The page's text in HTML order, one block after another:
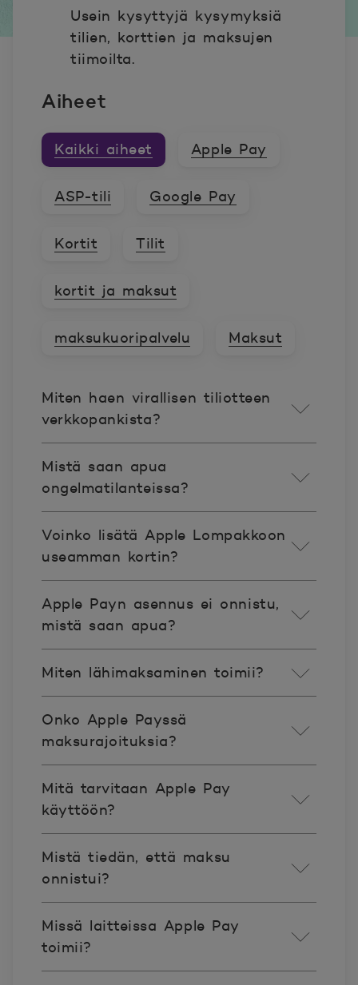
Usein kysyttyjä kysymyksiä
tilien, korttien ja maksujen
tiimoilta.
Aiheet
Kaikki aiheet Apple Pay
ASP-tili Google Pay
Kortit Tilit
kortit ja maksut
maksukuoripalvelu Maksut
Miten haen virallisen tiliotteen
verkkopankista?
Mistä saan apua
ongelmatilanteissa?
Voinko lisätä Apple Lompakkoon
useamman kortin?
Apple Payn asennus ei onnistu,
mistä saan apua?
Miten lähimaksaminen toimii?
Onko Apple Payssä
maksurajoituksia?
Mitä tarvitaan Apple Pay
käyttöön?
Mistä tiedän, että maksu
onnistui?
Missä laitteissa Apple Pay
toimii?